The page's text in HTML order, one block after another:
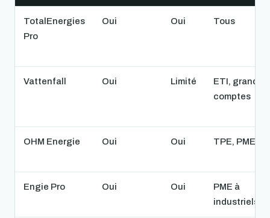
TotalEnergies
Pro
Oui Oui Tous
Vattenfall Oui Limité
ETI, grands
comptes
OHM Energie Oui Oui TPE, PME
Engie Pro Oui Oui
PME à
industriels